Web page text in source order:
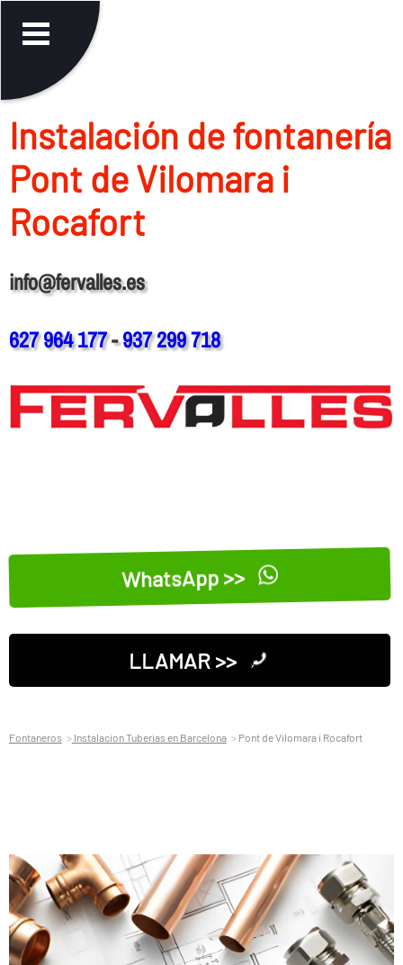
Instalación de fontanerí­a
Pont de Vilomara i
Rocafort
info@fervalles.es
627 964 177-937 299 718
WhatsApp >>
LLAMAR >>
Fontaneros Instalacion Tuberias en Barcelona Pont de Vilomara i Rocafort